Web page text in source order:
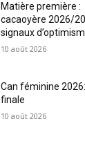
Matière première :
cacaoyère 2026/
signaux
10 août 2026
Can féminine
finale
10 août 2026